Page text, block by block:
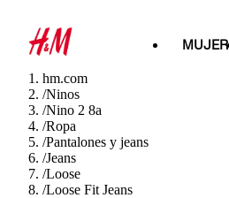
MUJER
hm.com
/Ninos
/Nino 2 8a
/Ropa
/Pantalones y jeans
/Jeans
/Loose
/Loose Fit Jeans